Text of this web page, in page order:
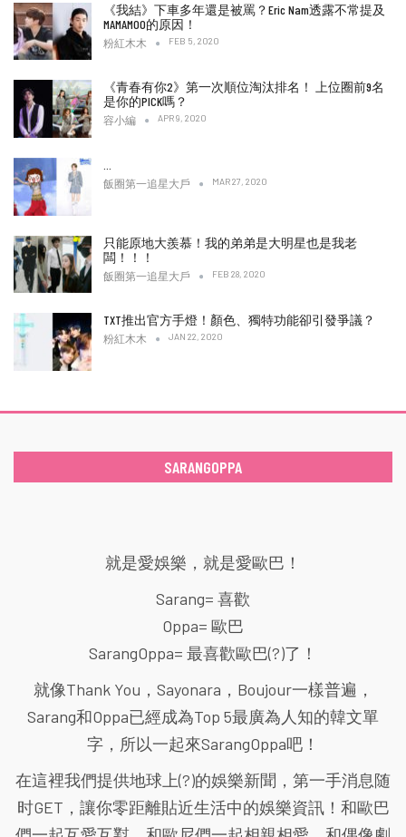
《我結》下車多年還是被罵？Eric Nam透露不常提及
MAMAMOO的原因！
粉紅木木 FEB 5, 2020
《青春有你2》第一次順位淘汰排名！ 上位圈前9名
是你的PICK嗎？
容小編 APR 9, 2020
飯圈第一追星大戶 MAR 27, 2020
只能原地大羨慕！我的弟弟是大明星也是我老
闆！！！
飯圈第一追星大戶 FEB 28, 2020
TXT推出官方手燈！顏色、獨特功能卻引發爭議？
粉紅木木 JAN 22, 2020
SARANGOPPA
就是愛娛樂，就是愛歐巴！
Sarang= 喜歡
Oppa= 歐巴
SarangOppa= 最喜歡歐巴(?)了！
就像Thank You，Sayonara，Boujour一樣普遍，
Sarang和Oppa已經成為Top 5最廣為人知的韓文單
字，所以一起來SarangOppa吧！
在這裡我們提供地球上(?)的娛樂新聞，第一手消息随
时GET，讓你零距離貼近生活中的娛樂資訊！和歐巴